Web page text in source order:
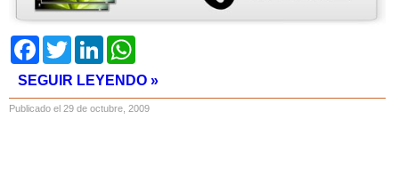
FacebookTwitter LinkedIn
SEGUIR LEYENDO »
Publicado el 29 de octubre, 2009